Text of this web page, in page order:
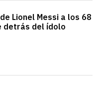
Lionel Messi a los 68
detrás del ídolo